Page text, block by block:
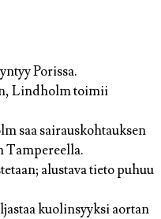
Porissa.
Lindholm toimii
saa sairauskohtauksen
Tampereella.
alustava tieto puhuu
kuolinsyyksi aortan